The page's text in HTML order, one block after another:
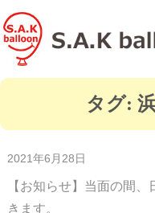
お客様の声
タグ:
2021年6月28日
【お知らせ】当面の間
きます。